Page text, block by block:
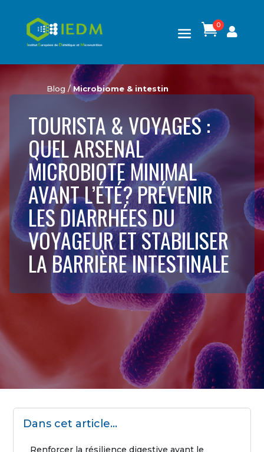
0

Blog /Microbiome & intestin
TOURISTA & VOYAGES :
QUEL ARSENAL
MICROBIOTE MINIMAL
AVANT L’ÉTÉ? PRÉVENIR
LES DIARRHÉES DU
VOYAGEUR ET STABILISER
LA BARRIÈRE INTESTINALE
Dans cet article…
Renforcer la résilience digestive avant le